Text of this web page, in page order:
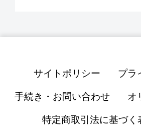
サイトポリシー プラ
手続き・お問い合わせ オ
特定商取引法に基づく